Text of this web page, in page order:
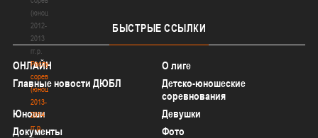
(юноши)
2012-
2013
гг.р.
Республиканские
соревнования
(юноши)
2013-
2014
гг.р.
БЫСТРЫЕ ССЫЛКИ
ОНЛАЙН
О лиге
Главные новости ДЮБЛ
Детско-юношеские
соревнования
Юноши
Девушки
Документы
Фото